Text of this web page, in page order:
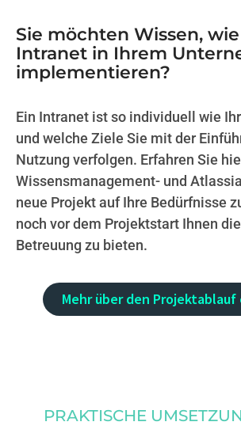
Sie möchten Wissen,
Intranet in Ihrem
implementieren?
Ein Intranet ist so individuell wie
und welche Ziele Sie mit der
Nutzung verfolgen. Erfahren Sie
Wissensmanagement- und
neue Projekt auf Ihre Bedürfnisse
noch vor dem Projektstart Ihnen
Betreuung zu bieten.
Mehr über den
PRAKTISCHE